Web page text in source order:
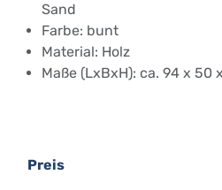
Sand
Farbe: bunt
Material: Holz
Maße (LxBxH): ca. 94 x 50
Preis